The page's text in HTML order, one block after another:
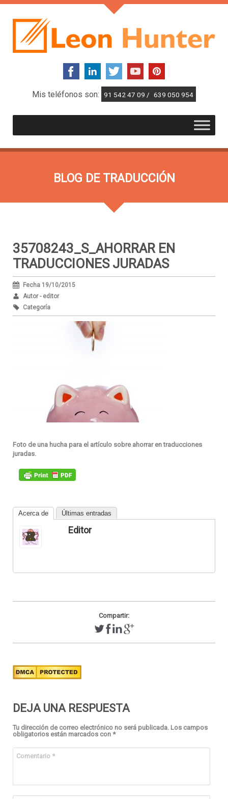
Mis teléfonos son: 91 542 47 09 / 639 050 954
BLOG DE TRADUCCIÓN
35708243_S_AHORRAR EN
TRADUCCIONES JURADAS
Fecha 19/10/2015
Autor - editor
Categoría
Foto de una hucha para el artículo sobre ahorrar en traducciones
juradas.
Acerca de Últimas entradas
Editor
Compartir:
DEJA UNA RESPUESTA
Tu dirección de correo electrónico no será publicada. Los campos
obligatorios están marcados con *
Comentario *